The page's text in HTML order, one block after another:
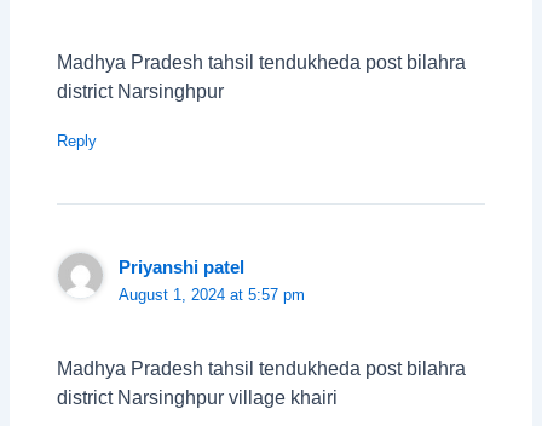
Madhya Pradesh tahsil tendukheda post bilahra
district Narsinghpur
Reply
Priyanshi patel
August 1, 2024 at 5:57 pm
Madhya Pradesh tahsil tendukheda post bilahra
district Narsinghpur village khairi